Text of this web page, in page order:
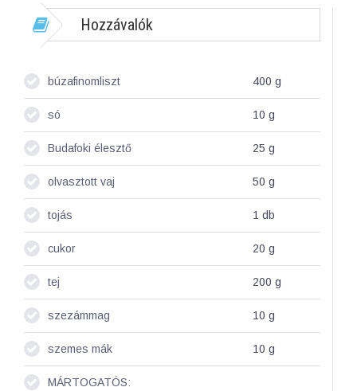
Hozzávalók
búzafinomliszt 400 g
só 10 g
Budafoki élesztő 25 g
olvasztott vaj 50 g
tojás 1 db
cukor 20 g
tej 200 g
szezámmag 10 g
szemes mák 10 g
MÁRTOGATÓS: